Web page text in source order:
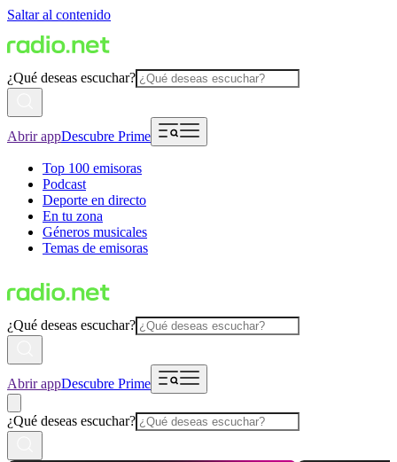
Saltar al contenido
¿Qué deseas escuchar?
Abrir appDescubre Prime
Top 100 emisoras
Podcast
Deporte en directo
En tu zona
Géneros musicales
Temas de emisoras
¿Qué deseas escuchar?
Abrir appDescubre Prime
¿Qué deseas escuchar?